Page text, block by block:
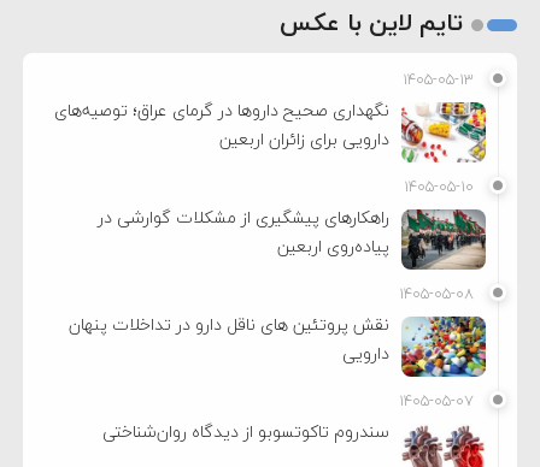
تایم لاین با عکس
۱۴۰۵-۰۵-۱۳
نگهداری صحیح داروها در گرمای عراق؛ توصیه‌های
دارویی برای زائران اربعین
۱۴۰۵-۰۵-۱۰
راهکارهای پیشگیری از مشکلات گوارشی در
پیاده‌روی اربعین
۱۴۰۵-۰۵-۰۸
نقش پروتئین های ناقل دارو در تداخلات پنهان
دارویی
۱۴۰۵-۰۵-۰۷
سندروم تاکوتسوبو از دیدگاه روان‌شناختی